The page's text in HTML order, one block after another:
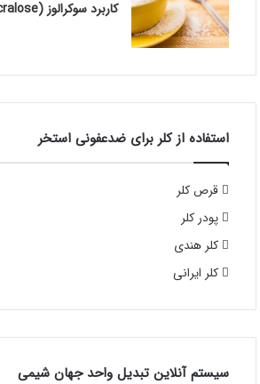
کاربرد سوکرالوز (Sucralose)
استفاده از کلر برای ضدعفونی استخر
قرص کلر
پودر کلر
کلر هندی
کلر ایرانی
سیستم آنلاین تبدیل واحد جهان شیمی